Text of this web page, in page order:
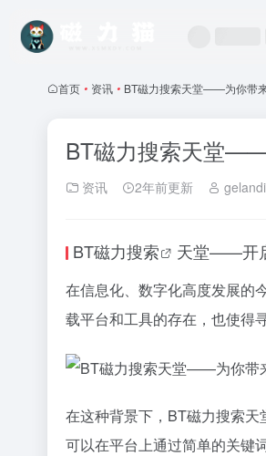
首页 • 资讯 • BT磁力搜索天堂——为你带
BT磁力搜索天堂
资讯 2年前更新 gelandi
BT磁力搜索 天堂——开
在信息化、数字化高度发展的
载平台和工具的存在，也使得
在这种背景下，BT磁力搜索天
可以在平台上通过简单的关键